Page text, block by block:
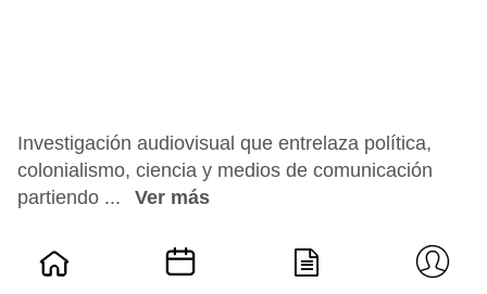
Investigación audiovisual que entrelaza política,
colonialismo, ciencia y medios de comunicación
partiendo ...
Ver más